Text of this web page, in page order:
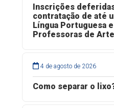
Inscrições
contratação de até
Língua Portuguesa
Professoras de
4 de agosto de 2026
Como separar o